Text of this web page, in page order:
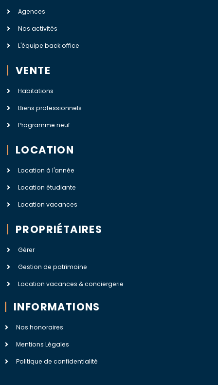
Agences
Nos activités
L'équipe back office
VENTE
Habitations
Biens professionnels
Programme neuf
LOCATION
Location à l'année
Location étudiante
Location vacances
PROPRIÉTAIRES
Gérer
Gestion de patrimoine
Location vacances & conciergerie
INFORMATIONS
Nos honoraires
Mentions Légales
Politique de confidentialité